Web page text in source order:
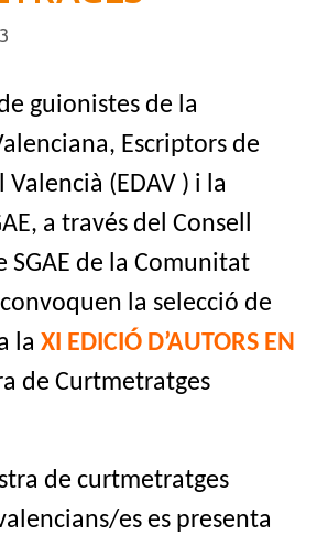
de guionistes de la
Escriptors de
Valencià (EDAV ) i la
a través del Consell
SGAE de la Comunitat
la selecció de
la XI EDICIÓ D’AUTORS EN
de Curtmetratges
de curtmetratges
es es presenta